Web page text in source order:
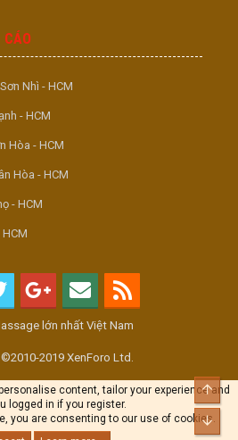
CÁO
Nhì - HCM
- HCM
Hòa - HCM
Hòa - HCM
- HCM
lớn nhất Việt Nam
2019 XenForo Ltd.
content, tailor your experience and
logged in if you register.
you are consenting to our use of cookies.
Top